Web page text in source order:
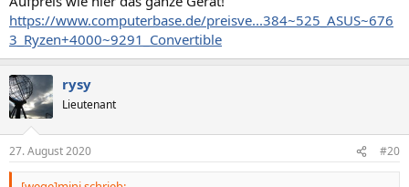
https://www.computerbase.de/preisve...384~525_ASUS~676
3_Ryzen+4000~9291_Convertible
rysy
Lieutenant
27. August 2020 #20